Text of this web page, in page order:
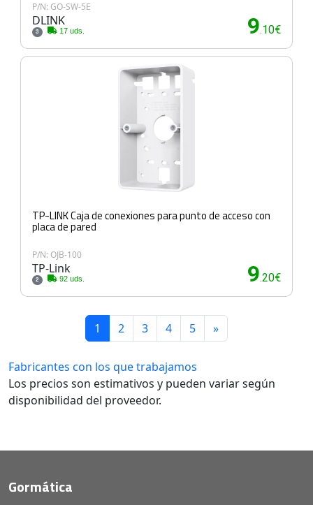
P/N: GO-SW-5E
DLINK
3 17 uds. 9.10€
TP-LINK Caja de conexiones para punto de acceso con
placa de pared
P/N: OJB-100
TP-Link
2 92 uds. 9.20€
1 2 3 4 5 »
Fabricantes con los que trabajamos
Los precios son estimativos y pueden variar según
disponibilidad del proveedor.
Gormática